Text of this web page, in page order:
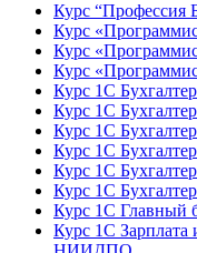
Курс “Профессия
Курс
Курс
Курс
Курс 1С
Курс 1С
Курс 1С
Курс 1С
Курс 1С
Курс 1С
Курс 1С Главный
Курс 1С Зарплата